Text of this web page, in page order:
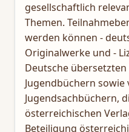
gesellschaftlich
Themen.
werden können -
Originalwerke und -
Deutsche
Jugendbüchern sowie
Jugendsachbüchern,
österreichischen
Beteiligung